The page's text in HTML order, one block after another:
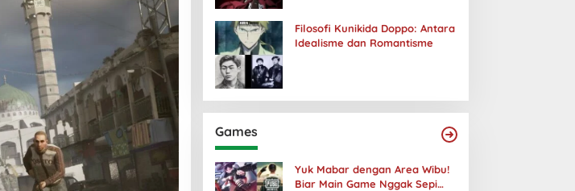
Filosofi Kunikida Doppo: Antara
Idealisme dan Romantisme
Games
Yuk Mabar dengan Area Wibu!
Biar Main Game Nggak Sepi